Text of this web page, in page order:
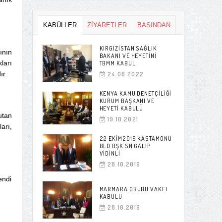
KABÜLLER ZİYARETLER BASINDAN
KIRGIZISTAN SAĞLIK
BAKANI VE HEYETINI
TBMM KABUL
24.06.2022
KENYA KAMU DENETÇILIĞI
KURUM BAŞKANI VE
HEYETI KABULÜ
19.10.2021
22 EKIM2019 KASTAMONU
BLD BŞK SN GALIP
VIDINLI
28.10.2019
MARMARA GRUBU VAKFI
KABULU
28.10.2019